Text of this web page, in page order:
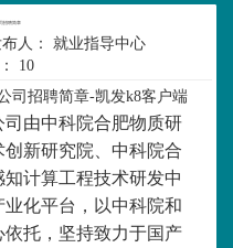
招聘简章
人：
就业指导中心
10
司招聘简章-凯发k8客户端
由中科院合肥物质研
新研究院、中科院合
计算工程技术研发中
化平台，以中科院和
托，坚持致力于国产